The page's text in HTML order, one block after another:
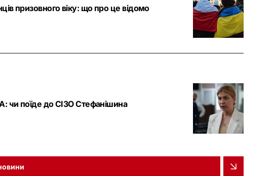
призовного віку: що про це відомо
чи поїде до СІЗО Стефанішина